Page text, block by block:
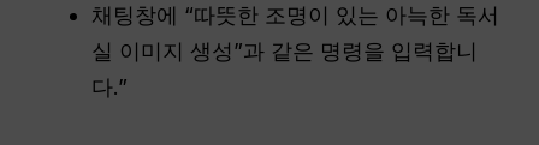
채팅창에 “따뜻한 조명이 있는 아늑한 독서
실 이미지 생성”과 같은 명령을 입력합니
다.”